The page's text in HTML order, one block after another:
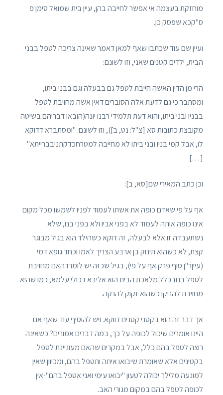
מוחזקת בעצמה אי אפשר לחייבה בהן, עיין בית שמואל סימן פ
ס"קכא שפסק כן.
ועיין שם עוד שכתבו שאף למאן דאמר שאינה צריכה לטפל בבני
הבית, ילדים קטנים שאני, וזו לשונם:
הרי מן הדין האשה חייבת לטפל גם בבעלה וגם בבני ביתו,
ומסתבר כי גם לדעת אלה הסוברים דאין אשה מחויבת לטפל
בבניו ובני ביתו, והוא דעת תלמידי רבנו יונה(הובאו דבריהם בשיטה
מקובצת כתובות סא [צ"ל: נט, ב]), וזו לשונם: "ומסתברא דדוקא
לו, אבל קמי בניו ובני ביתו לא מחייבה למטרחכדקתניבברייתא"
[…]
וכן כתב המאירי שם[סא, ב]:
אף על פי שאדם כופה את אשתו לעמוד לפניו לשמשו מכל מקום
אינו כופה אותה לעמוד לא בפני אביו ולא בפני בנו, שלא
נשתעבדה זו אלא לבעלה, זה דוקא כשהילד הוא בגיל מבוגר
קצת, לא כשהוא תינוק בן ארבע הצריך לאמו וכחד גופא דמי
(עייןר"ן סוף פרק אף על פי), בגיל שכזה יש לומרדהאם מחויבת
לטפל בו ובכלל מלאכת הבית הוא אליבא דכולי עלמא, כמו שהיא
מחויבת להניקו כשהוא זקוק להנקה.
אך דבר זה הוא בקטני קטנים דווקא. ויש להוסיף עוד שאף אם
היינו אומרים שיכול לכופה על כך, במה דברים אמורים? כשאינה
רוצה לטפל בהם כלל, אבל במקרים שהאם מעוניינת לטפל
בקטינים אלא שאומרת שיבואו איתה ותטפל בהם, ומכיוון שאין
למונעה מלילך יכולה לטעון "יבואו עימי ואני אטפל בהם"-אין
לכופה לטפל בהם במקום מגורי האב.